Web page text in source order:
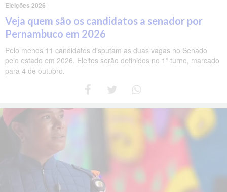
Eleições 2026
Veja quem são os candidatos a senador por
Pernambuco em 2026
Pelo menos 11 candidatos disputam as duas vagas no Senado
pelo estado em 2026. Eleitos serão definidos no 1º turno, marcado
para 4 de outubro.